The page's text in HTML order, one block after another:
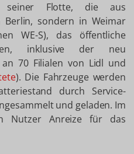
Flotte, die aus
sondern in Weimar
WE-S), das öffentliche
inklusive der neu
70 Filialen von Lidl und
). Die Fahrzeuge werden
durch Service-
und geladen. Im
Nutzer Anreize für das